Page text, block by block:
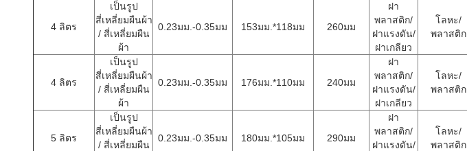
4 ลิตร
เป็นรูป
สี่เหลี่ยมผืนผ้า
/ สี่เหลี่ยมผืน
ผ้า
0.23มม.-0.35มม 153มม.*118มม 260มม
ฝา
พลาสติก/
ฝาแรงดัน/
ฝาเกลียว
โลหะ/
พลาสติก
4 ลิตร
เป็นรูป
สี่เหลี่ยมผืนผ้า
/ สี่เหลี่ยมผืน
ผ้า
0.23มม.-0.35มม 176มม.*110มม 240มม
ฝา
พลาสติก/
ฝาแรงดัน/
ฝาเกลียว
โลหะ/
พลาสติก
5 ลิตร
เป็นรูป
สี่เหลี่ยมผืนผ้า
/ สี่เหลี่ยมผืน
0.23มม.-0.35มม 180มม.*105มม 290มม
ฝา
พลาสติก/
ฝาแรงดัน/
โลหะ/
พลาสติก